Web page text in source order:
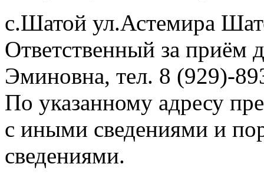
с.Шатой ул.Астемира
Ответственный за приём
Эминовна, тел. 8 (929)-
По указанному адресу
с иными сведениями и
сведениями.